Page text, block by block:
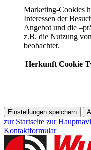
Marketing-Cookies
Interessen der
Angebot und die
z.B. die Nutzung
beobachtet.
Herkunft Cookie
Einstellungen speichern
zur Startseite zur
Kontaktformular